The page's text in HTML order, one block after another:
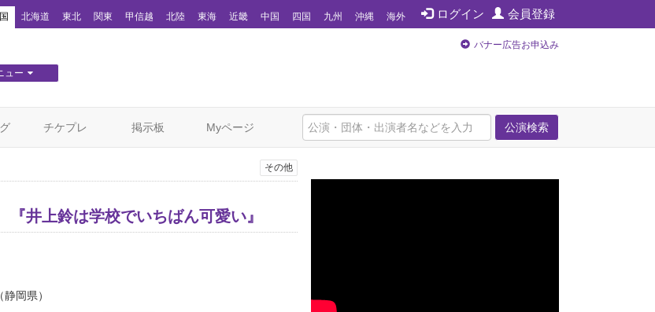
ログイン 会員登録
北海道 東北 関東 甲信越 北陸 東海 近畿 中国 四国 九州 沖縄 海外
ュー
バナー広告お申込み
公演検索
チケプレ 掲示板 Myページ
その他
井上鈴は学校でいちばん可愛い』
（静岡県）